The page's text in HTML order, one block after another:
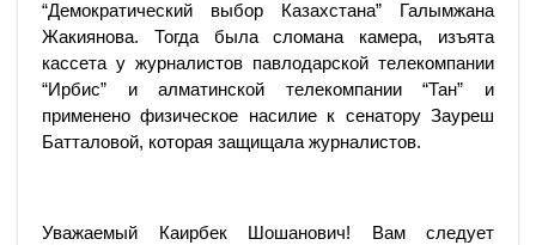
“Демократический выбор Казахстана” Галымжана
Жакиянова. Тогда была сломана камера, изъята
кассета у журналистов павлодарской телекомпании
“Ирбис” и алматинской телекомпании “Тан” и
применено физическое насилие к сенатору Зауреш
Батталовой, которая защищала журналистов.
Уважаемый Каирбек Шошанович! Вам следует